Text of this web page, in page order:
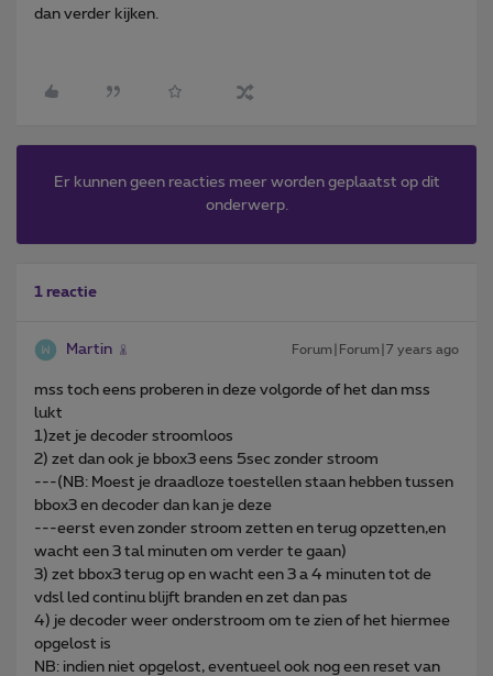
dan verder kijken.
Er kunnen geen reacties meer worden geplaatst op dit
onderwerp.
1 reactie
Martin Forum|Forum|7 years ago
mss toch eens proberen in deze volgorde of het dan mss
lukt
1)zet je decoder stroomloos
2) zet dan ook je bbox3 eens 5sec zonder stroom
---(NB: Moest je draadloze toestellen staan hebben tussen
bbox3 en decoder dan kan je deze
---eerst even zonder stroom zetten en terug opzetten,en
wacht een 3 tal minuten om verder te gaan)
3) zet bbox3 terug op en wacht een 3 a 4 minuten tot de
vdsl led continu blijft branden en zet dan pas
4) je decoder weer onderstroom om te zien of het hiermee
opgelost is
NB: indien niet opgelost, eventueel ook nog een reset van